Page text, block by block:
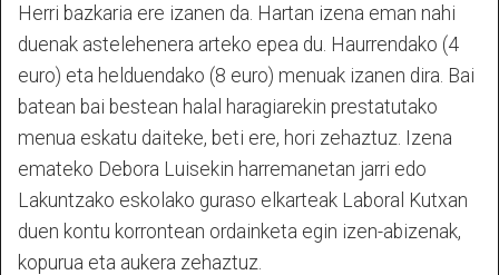
Herri bazkaria ere izanen da. Hartan izena eman nahi
duenak astelehenera arteko epea du. Haurrendako (4
euro) eta helduendako (8 euro) menuak izanen dira. Bai
batean bai bestean halal haragiarekin prestatutako
menua eskatu daiteke, beti ere, hori zehaztuz. Izena
emateko Debora Luisekin harremanetan jarri edo
Lakuntzako eskolako guraso elkarteak Laboral Kutxan
duen kontu korrontean ordainketa egin izen-abizenak,
kopurua eta aukera zehaztuz.